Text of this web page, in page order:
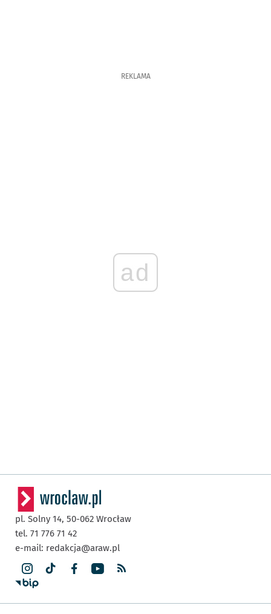
REKLAMA
ad
pl. Solny 14, 50-062 Wrocław
tel. 71 776 71 42
e-mail: redakcja@araw.pl